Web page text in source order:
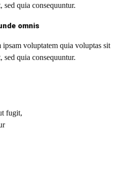
sed quia consequuntur.
omnis
voluptatem quia voluptas sit
sed quia consequuntur.
fugit,